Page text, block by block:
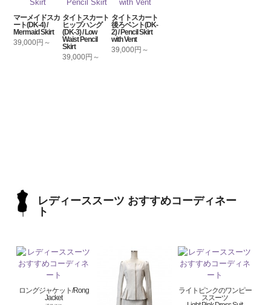
マーメイドスカ
ート(DK-4) /
Mermaid Skirt
39,000円～
タイトスカート
ヒップハング
(DK-3) / Low
Waist Pencil
Skirt
39,000円～
タイトスカート
後ろベント(DK-
2) / Pencil Skirt
with Vent
39,000円～
レディーススーツ おすすめコーディネー
ト
ロングジャケット/Rong
Jacket
ライトピンクのワンピー
ススーツ